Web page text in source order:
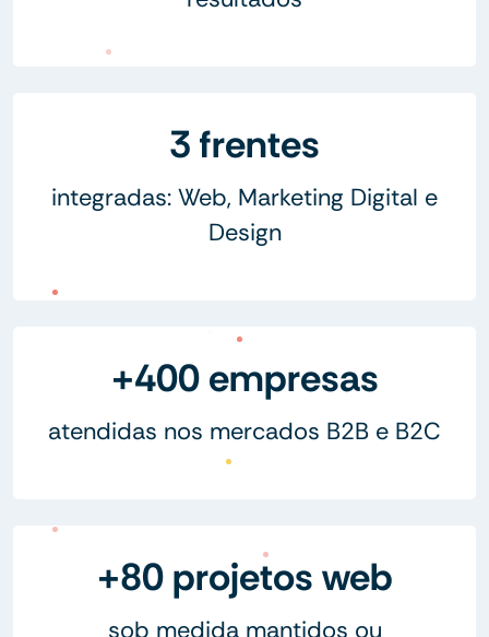
3 frentes
integradas: Web, Marketing Digital e
Design
+400 empresas
atendidas nos mercados B2B e B2C
+80 projetos web
sob medida mantidos ou